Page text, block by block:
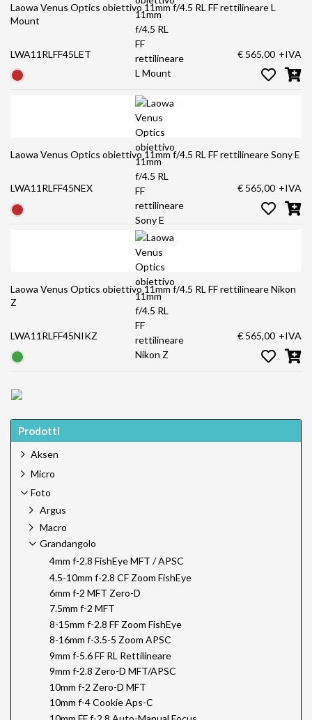
Laowa Venus Optics obiettivo 11mm f/4.5 RL FF rettilineare L
Mount
LWA11RLFF45LET € 565,00 +IVA
Laowa Venus Optics obiettivo 11mm f/4.5 RL FF rettilineare Sony E
LWA11RLFF45NEX € 565,00 +IVA
Laowa Venus Optics obiettivo 11mm f/4.5 RL FF rettilineare Nikon
Z
LWA11RLFF45NIKZ € 565,00 +IVA
Prodotti
Aksen
Micro
Foto
Argus
Macro
Grandangolo
4mm f-2.8 FishEye MFT / APSC
4.5-10mm f-2.8 CF Zoom FishEye
6mm f-2 MFT Zero-D
7.5mm f-2 MFT
8-15mm f-2.8 FF Zoom FishEye
8-16mm f-3.5-5 Zoom APSC
9mm f-5.6 FF RL Rettilineare
9mm f-2.8 Zero-D MFT/APSC
10mm f-2 Zero-D MFT
10mm f-4 Cookie Aps-C